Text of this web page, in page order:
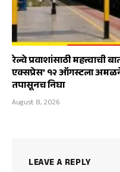
रेल्वे प्रवाशांसाठी महत्त्वाची
एक्सप्रेस’ १२ ऑगस्टला
तपासूनच निघा
August 8, 2026
LEAVE A REPLY